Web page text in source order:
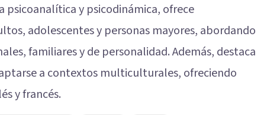
psicoanalítica y psicodinámica, ofrece
adolescentes y personas mayores, abordando
familiares y de personalidad. Además, destaca
a contextos multiculturales, ofreciendo
y francés.